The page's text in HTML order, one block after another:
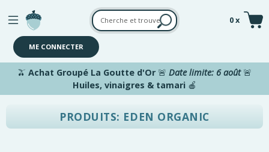
Aller au contenu principal
0 x
ME CONNECTER
🫒 Achat Groupé La Goutte d'Or 🚨 Date limite: 6 août🚨
Huiles, vinaigres & tamari 🍎
PRODUITS: EDEN ORGANIC